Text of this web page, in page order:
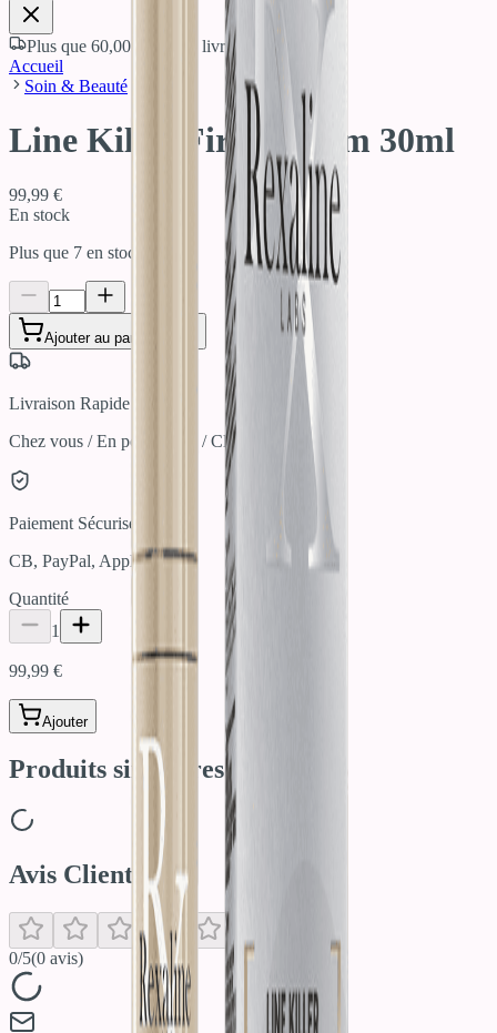
Plus que 60,00 €
pour la livraison offerte
Accueil
Soin & Beauté
Line Killer Firm Sérum 30ml
99,99 €
En stock
Plus que 7 en stock !
Ajouter au panier
Livraison Rapide
Chez vous / En point relais / Click & Collect
Paiement Sécurisé
CB, PayPal, Apple Pay
Quantité
1
99,99 €
Ajouter
Produits similaires
Avis Clients
0/5(0 avis)